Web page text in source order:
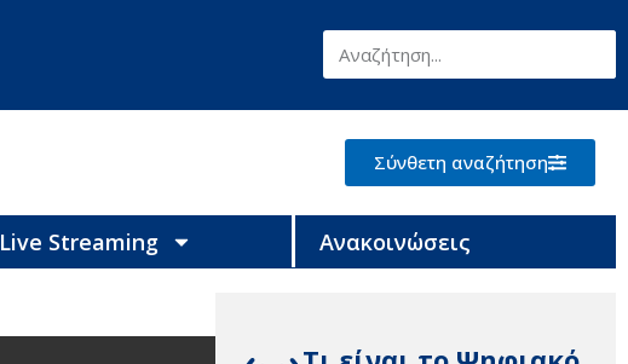
Σύνθετη αναζήτηση
Live Streaming Ανακοινώσεις